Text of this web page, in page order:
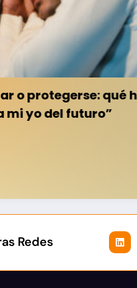
qué hay detrás del
Redes